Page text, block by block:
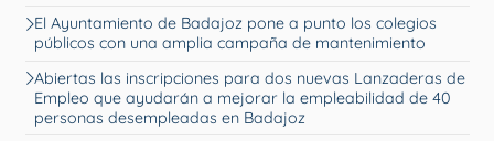
El Ayuntamiento de Badajoz pone a punto los colegios
públicos con una amplia campaña de mantenimiento
Abiertas las inscripciones para dos nuevas Lanzaderas de
Empleo que ayudarán a mejorar la empleabilidad de 40
personas desempleadas en Badajoz